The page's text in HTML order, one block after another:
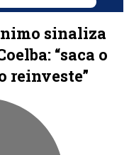
sinaliza
“saca o
reinveste”